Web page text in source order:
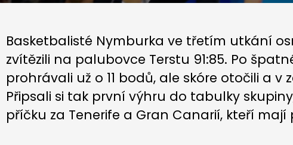
Basketbalisté Nymburka ve třetím utkání
zvítězili na palubovce Terstu 91:85. Po
prohrávali už o 11 bodů, ale skóre otočili a v
Připsali si tak první výhru do tabulky
příčku za Tenerife a Gran Canarií, kteří